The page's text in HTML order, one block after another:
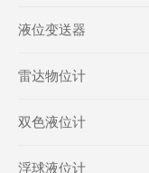
液位变送器
雷达物位计
双色液位计
浮球液位计